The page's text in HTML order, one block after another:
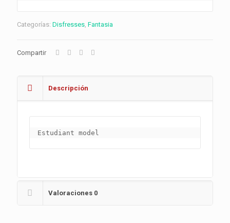
Categorías: Disfresses, Fantasia
Compartir
Descripción
Estudiant model
Valoraciones 0